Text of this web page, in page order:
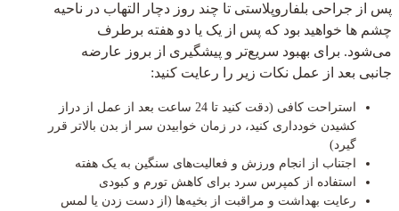
پس از جراحی بلفاروپلاستی تا چند روز دچار التهاب در ناحیه
چشم ها خواهید بود که پس از یک یا دو هفته برطرف
می‌شود. برای بهبود سریع‌تر و پیشگیری از بروز عارضه
جانبی بعد از عمل نکات زیر را رعایت کنید:
استراحت کافی (دقت کنید تا 24 ساعت بعد از عمل از دراز
کشیدن خودداری کنید، در زمان خوابیدن سر از بدن بالاتر قرر
گیرد)
اجتناب از انجام ورزش و فعالیت‌های سنگین به یک هفته
استفاده از کمپرس سرد برای کاهش تورم و کبودی
رعایت بهداشت و مراقبت از بخیه‌ها (از دست زدن یا لمس